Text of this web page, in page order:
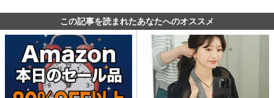
この記事を読まれたあなたへのオススメ